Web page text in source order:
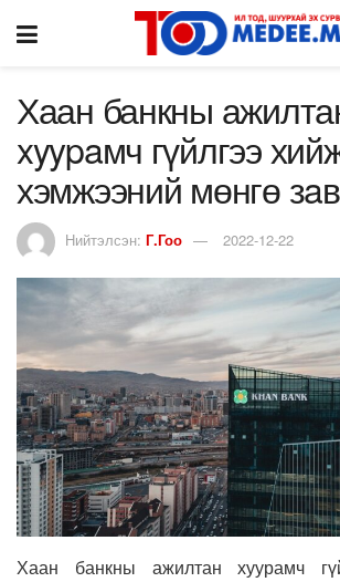
Хаан банкны
xyypaмч гүйлгээ
хэмжээний мөнгө
Нийтэлсэн: Г.Гоо 2022-12-22
Хаан банкны ажилтан хуурамч